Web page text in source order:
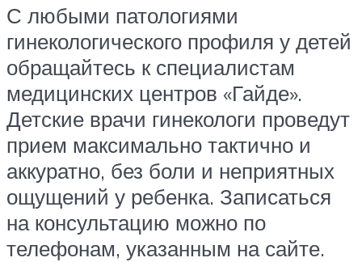
С любыми патологиями
гинекологического профиля у детей
обращайтесь к специалистам
медицинских центров «Гайде».
Детские врачи гинекологи проведут
прием максимально тактично и
аккуратно, без боли и неприятных
ощущений у ребенка. Записаться
на консультацию можно по
телефонам, указанным на сайте.